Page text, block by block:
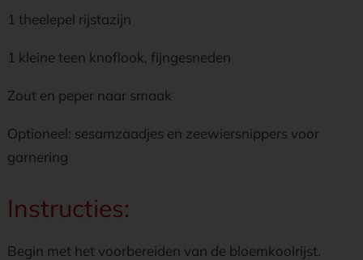
1 theelepel rijstazijn
1 kleine teen knoflook, fijngesneden
Zout en peper naar smaak
Optioneel: sesamzaadjes en zeewiersnippers voor
garnering
Instructies:
Begin met het voorbereiden van de bloemkoolrijst.